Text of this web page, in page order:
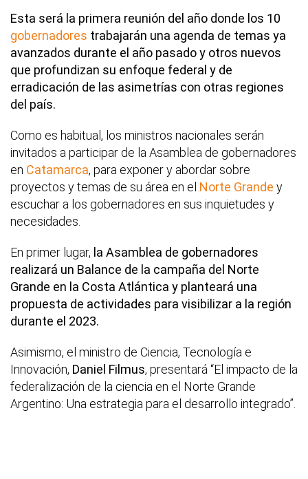
Esta será la primera reunión del año donde los 10
gobernadores trabajarán una agenda de temas ya
avanzados durante el año pasado y otros nuevos
que profundizan su enfoque federal y de
erradicación de las asimetrías con otras regiones
del país.
Como es habitual, los ministros nacionales serán
invitados a participar de la Asamblea de gobernadores
en Catamarca, para exponer y abordar sobre
proyectos y temas de su área en el Norte Grande y
escuchar a los gobernadores en sus inquietudes y
necesidades.
En primer lugar, la Asamblea de gobernadores
realizará un Balance de la campaña del Norte
Grande en la Costa Atlántica y planteará una
propuesta de actividades para visibilizar a la región
durante el 2023.
Asimismo, el ministro de Ciencia, Tecnología e
Innovación, Daniel Filmus, presentará “El impacto de la
federalización de la ciencia en el Norte Grande
Argentino: Una estrategia para el desarrollo integrado”.